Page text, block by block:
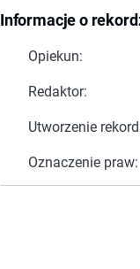
Informacje o
Opiekun:
Redaktor:
Utworzenie
Oznaczenie praw: